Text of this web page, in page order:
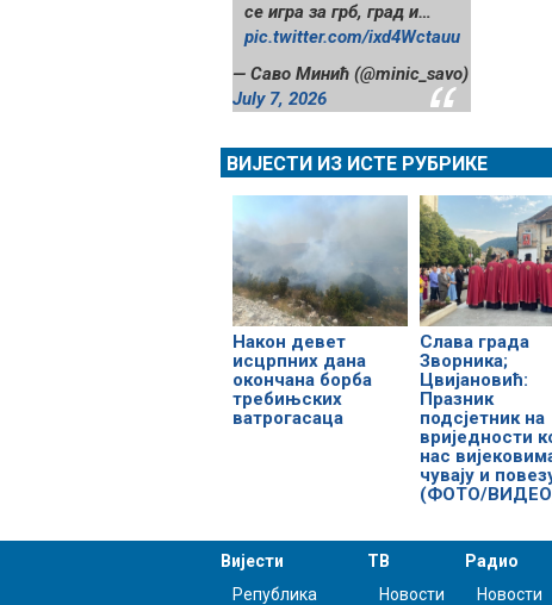
се игра за грб, град и…
pic.twitter.com/ixd4Wctauu
— Саво Минић (@minic_savo)
July 7, 2026
ВИЈЕСТИ ИЗ ИСТЕ РУБРИКЕ
Након девет
исцрпних дана
окончана борба
требињских
ватрогасаца
Слава града
Зворника;
Цвијановић:
Празник
подсјетник на
вриједности
нас
чувају и
(ФОТО/
Вијести
Република
ТВ
Новости
Радио
Новости